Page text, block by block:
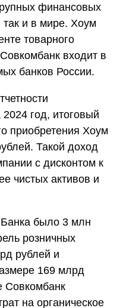
финансовых
так и в мире. Хоум
товарного
входит в
банков России.
год, итоговый
приобретения Хоум
Такой доход
с дисконтом к
чистых активов и
было 3 млн
розничных
рублей и
169 млрд
Совкомбанк
на органическое